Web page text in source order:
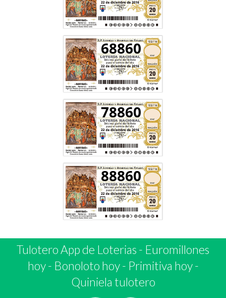
68860
78860
88860
Tulotero App de Loterias - Euromillones
hoy- Bonoloto hoy- Primitiva hoy-
Quiniela tulotero